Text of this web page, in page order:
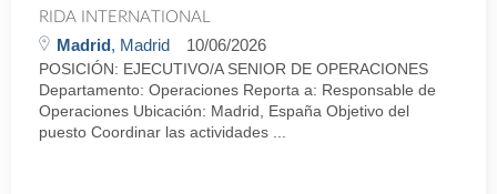
RIDA INTERNATIONAL
Madrid, Madrid 10/06/2026
POSICIÓN: EJECUTIVO/A SENIOR DE OPERACIONES
Departamento: Operaciones Reporta a: Responsable de
Operaciones Ubicación: Madrid, España Objetivo del
puesto Coordinar las actividades ...